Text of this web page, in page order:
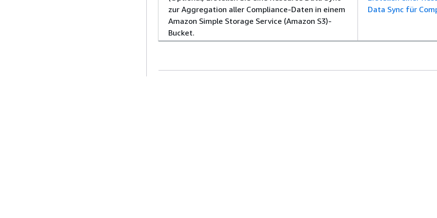
zur Aggregation aller Compliance-Daten in einem
Amazon Simple Storage Service (Amazon S3)-
Bucket.
Data Sync für